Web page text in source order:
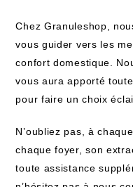
Chez Granuleshop,
vous guider vers les
confort domestique.
vous aura apporté
pour faire un choix
N’oubliez pas, à
chaque foyer, son
toute assistance